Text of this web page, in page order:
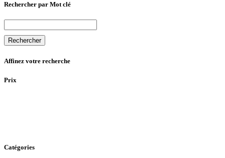
Rechercher par Mot clé
Rechercher
Affinez votre recherche
Prix
Catégories